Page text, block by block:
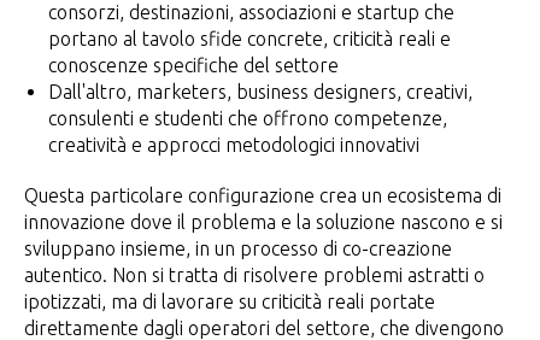
consorzi, destinazioni, associazioni e startup che
portano al tavolo sfide concrete, criticità reali e
conoscenze specifiche del settore
Dall'altro, marketers, business designers, creativi,
consulenti e studenti che offrono competenze,
creatività e approcci metodologici innovativi
Questa particolare configurazione crea un ecosistema di
innovazione dove il problema e la soluzione nascono e si
sviluppano insieme, in un processo di co-creazione
autentico. Non si tratta di risolvere problemi astratti o
ipotizzati, ma di lavorare su criticità reali portate
direttamente dagli operatori del settore, che divengono